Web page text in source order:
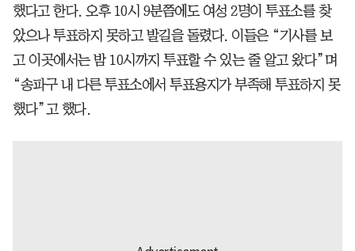
했다고 한다. 오후 10시 9분쯤에도 여성 2명이 투표소를 찾
았으나 투표하지 못하고 발길을 돌렸다. 이들은 “기사를 보
고 이곳에서는 밤 10시까지 투표할 수 있는 줄 알고 왔다”며
“송파구 내 다른 투표소에서 투표용지가 부족해 투표하지 못
했다”고 했다.